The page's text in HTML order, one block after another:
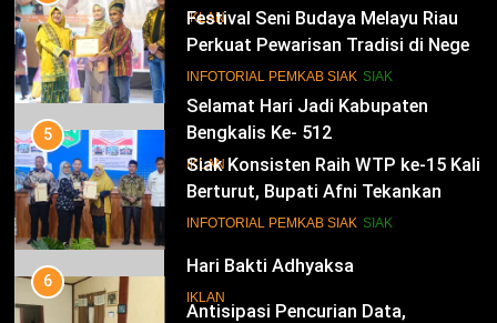
IKLAN
14
Selamat Hari Jadi Kabupaten
Bengkalis Ke- 512
IKLAN
15
Hari Bakti Adhyaksa
IKLAN
Festival Seni Budaya Melayu Riau
Perkuat Pewarisan Tradisi di Negeri
Istana
INFOTORIAL PEMKAB SIAK SIAK
5
Siak Konsisten Raih WTP ke-15 Kali
Berturut, Bupati Afni Tekankan
Penguatan Tata Kelola Keuangan
INFOTORIAL PEMKAB SIAK SIAK
6
Antisipasi Pencurian Data,